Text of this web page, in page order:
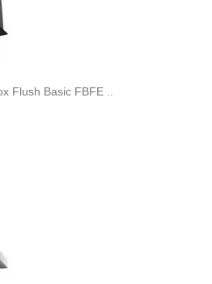
Flush Basic FBFE ..